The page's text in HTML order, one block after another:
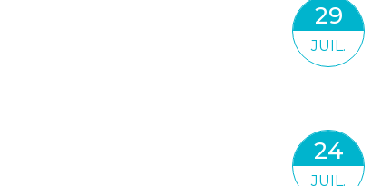
29
JUIL.
24
JUIL.